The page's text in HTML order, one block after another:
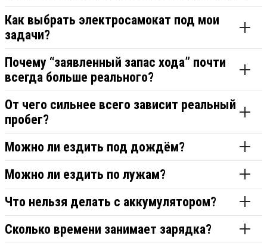
Как выбрать электросамокат под мои
задачи?
Почему “заявленный запас хода” почти
всегда больше реального?
От чего сильнее всего зависит реальный
пробег?
Можно ли ездить под дождём?
Можно ли ездить по лужам?
Что нельзя делать с аккумулятором?
Сколько времени занимает зарядка?